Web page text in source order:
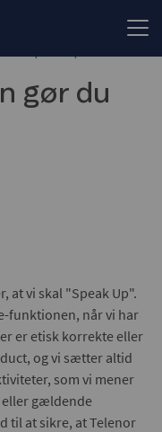
gør du
at vi skal "Speak Up".
funktionen, når vi har
er etisk korrekte eller
og vi sætter altid
som vi mener
eller gældende
til at sikre, at Telenor